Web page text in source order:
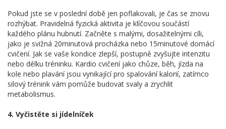
Pokud jste se v poslední době jen poflakovali, je čas se znovu
rozhýbat. Pravidelná fyzická aktivita je klíčovou součástí
každého plánu hubnutí. Začněte s malými, dosažitelnými cíli,
jako je svižná 20minutová procházka nebo 15minutové domácí
cvičení. Jak se vaše kondice zlepší, postupně zvyšujte intenzitu
nebo délku tréninku. Kardio cvičení jako chůze, běh, jízda na
kole nebo plavání jsou vynikající pro spalování kalorií, zatímco
silový trénink vám pomůže budovat svaly a zrychlit
metabolismus.
4. Vyčistěte si jídelníček